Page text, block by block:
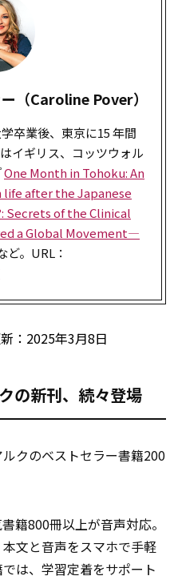
（Caroline Pover）
卒業後、東京に15 年間
イギリス、コッツウォル
One Month in Tohoku: An
after the Japanese
Secrets of the Clinical
a Global Movement—
ど。URL：
：2025年3月8日
の新刊、続々登場
クのベストセラー書籍200
籍800冊以上が音声対応。
本文と音声をスマホで手軽
は、学習定着をサポート